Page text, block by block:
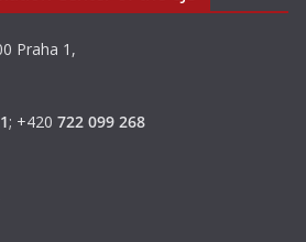
Praha 1,
; +420 722 099 268